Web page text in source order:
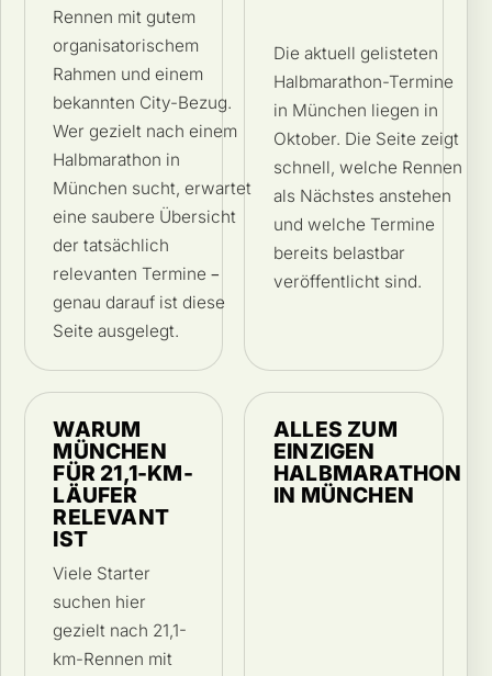
Rennen mit gutem
organisatorischem
Rahmen und einem
bekannten City-Bezug.
Wer gezielt nach einem
Halbmarathon in
München sucht, erwartet
eine saubere Übersicht
der tatsächlich
relevanten Termine –
genau darauf ist diese
Seite ausgelegt.
Die aktuell gelisteten
Halbmarathon-Termine
in München liegen in
Oktober. Die Seite zeigt
schnell, welche Rennen
als Nächstes anstehen
und welche Termine
bereits belastbar
veröffentlicht sind.
WARUM
MÜNCHEN
FÜR 21,1-KM-
LÄUFER
RELEVANT
IST
Viele Starter
suchen hier
gezielt nach 21,1-
km-Rennen mit
ALLES ZUM
EINZIGEN
HALBMARATHON
IN MÜNCHEN